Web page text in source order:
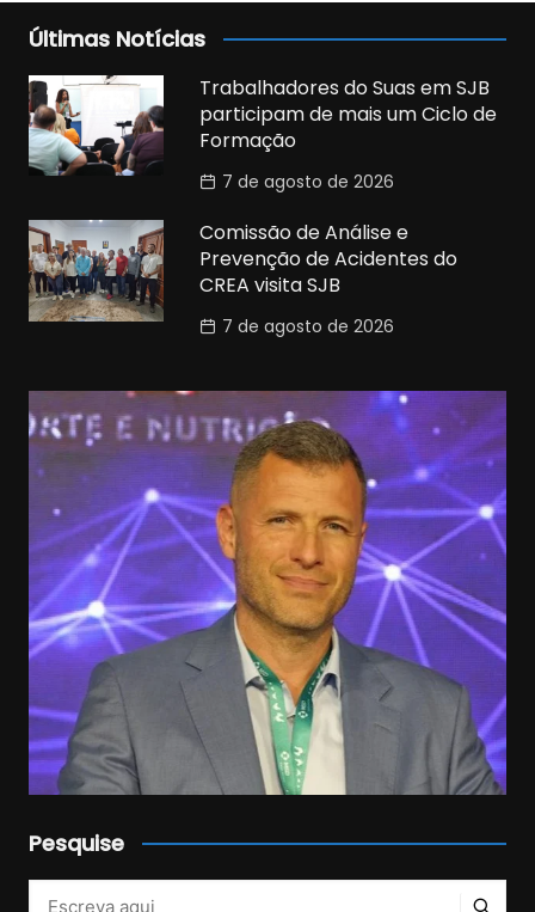
Últimas Notícias
Trabalhadores do Suas em SJB
participam de mais um Ciclo de
Formação
7 de agosto de 2026
Comissão de Análise e
Prevenção de Acidentes do
CREA visita SJB
7 de agosto de 2026
Pesquise